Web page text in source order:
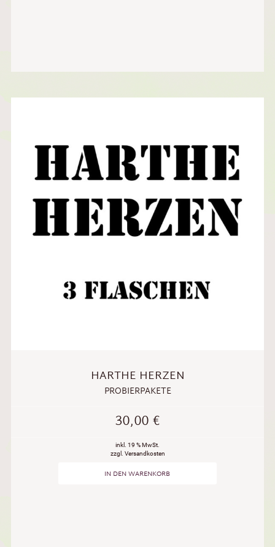
HARTHE HERZEN
PROBIERPAKETE
30,00€
inkl. 19 % MwSt.
zzgl. Versandkosten
IN DEN WARENKORB